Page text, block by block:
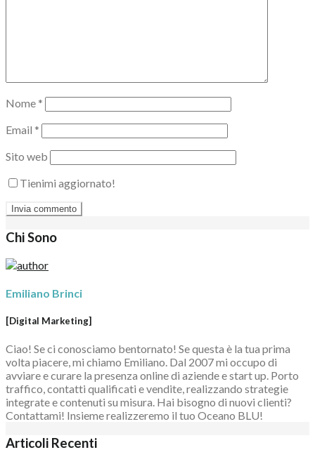
Nome *
Email *
Sito web
Tienimi aggiornato!
Chi Sono
Emiliano Brinci
[Digital Marketing]
Ciao! Se ci conosciamo bentornato! Se questa è la tua prima
volta piacere, mi chiamo Emiliano. Dal 2007 mi occupo di
avviare e curare la presenza online di aziende e start up. Porto
traffico, contatti qualificati e vendite, realizzando strategie
integrate e contenuti su misura. Hai bisogno di nuovi clienti?
Contattami! Insieme realizzeremo il tuo Oceano BLU!
Articoli Recenti